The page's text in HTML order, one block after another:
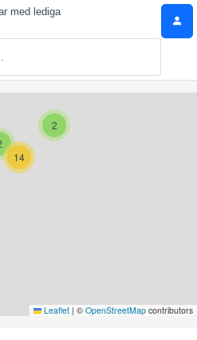
2
14
Leaflet | © OpenStreetMap contributors